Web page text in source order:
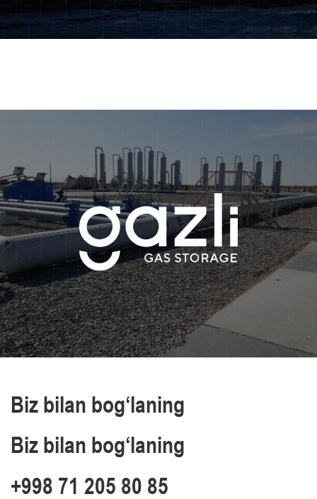
Biz bilan bog‘laning
Biz bilan bog‘laning
+998 71 205 80 85